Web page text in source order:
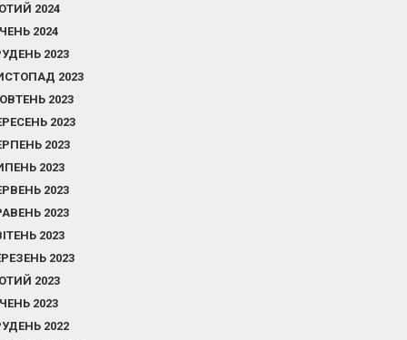
2024
2024
2023
2023
2023
2023
2023
2023
2023
2023
2023
2023
2023
2023
2022